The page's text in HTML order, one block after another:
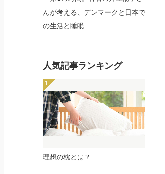
んが考える、デンマークと日本で
の生活と睡眠
人気記事ランキング
理想の枕とは？